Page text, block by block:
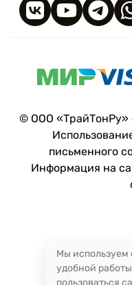
Прочность при
направлении, не
направлении,
Относительное
продольном
поперечном
Плотность: 140
Отклонение по
Защита
Группа
© ООО «ТрайТонРу»
письменного
Информация на
Мы используем
удобной
пользоваться